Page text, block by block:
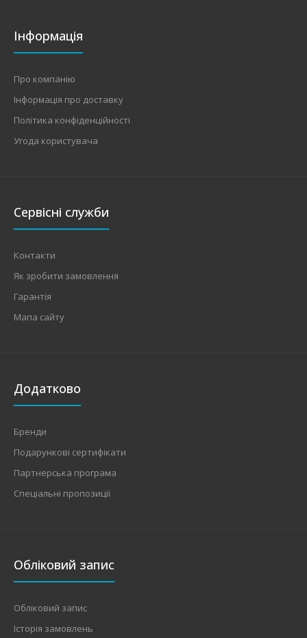
Інформація
Про компанію
Інформація про доставку
Політика конфіденційності
Угода користувача
Сервісні служби
Контакти
Як зробити замовлення
Гарантія
Мапа сайту
Додатково
Бренди
Подарункові сертифікати
Партнерська програма
Спеціальні пропозиції
Обліковий запис
Обліковий запис
Історія замовлень